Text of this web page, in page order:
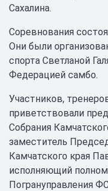
Сахалина.
Соревнования
Они были
спорта Светланой
Федерацией самбо.
Участников,
приветствовали
Собрания
заместитель
Камчатского края
исполняющий
Погрануправления